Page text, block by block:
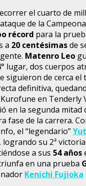
el cuarto de
de la
récord para la
a 20 centésimasde
Matenro Leo
lugar, dos cuerpos
siguieron de cerca el
definitiva,
en Tenderly
en la segunda mitad
fase de la carrera.
el “legendario”
, logrando su 2ª
a sus 54 años
en una prueba
Kenichi Fujioka